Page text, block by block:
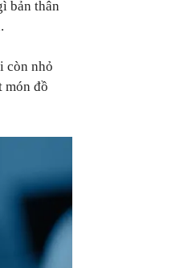
bản thân
còn nhỏ
món đồ